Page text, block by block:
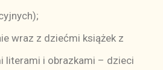
wraz z dziećmi książek z
literami i obrazkami – dzieci